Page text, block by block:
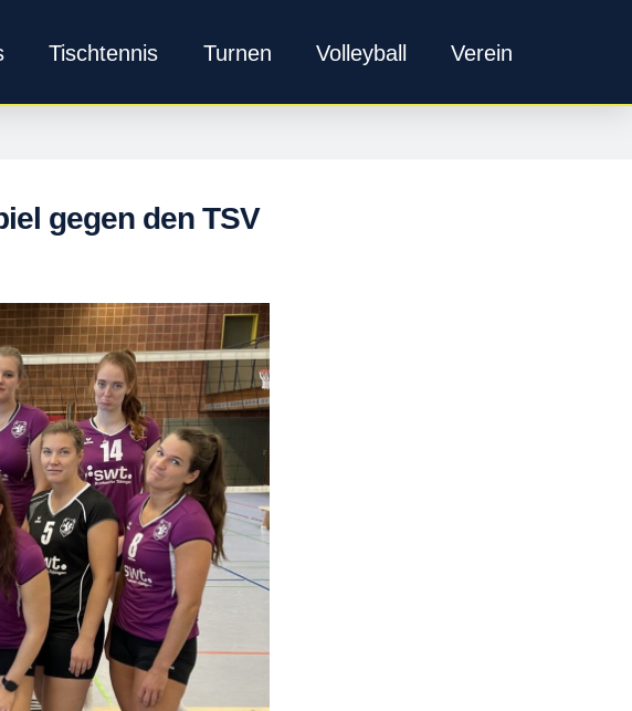
Tischtennis Turnen Volleyball Verein
gegen den TSV